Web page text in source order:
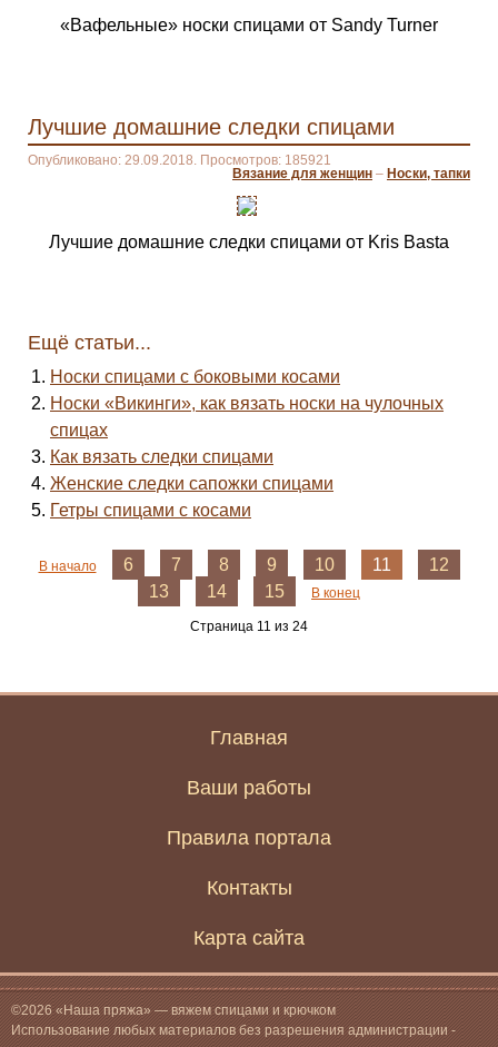
«Вафельные» носки спицами от Sandy Turner
Лучшие домашние следки спицами
Опубликовано: 29.09.2018. Просмотров: 185921
Вязание для женщин – Носки, тапки
Лучшие домашние следки спицами от Kris Basta
Ещё статьи...
Носки спицами с боковыми косами
Носки «Викинги», как вязать носки на чулочных
спицах
Как вязать следки спицами
Женские следки сапожки спицами
Гетры спицами с косами
В начало 6 7 8 9 10 11
12
13
14 15 В конец
Страница 11 из 24
Главная
Ваши работы
Правила портала
Контакты
Карта сайта
©2026 «Наша пряжа» — вяжем спицами и крючком
Использование любых материалов без разрешения администрации -